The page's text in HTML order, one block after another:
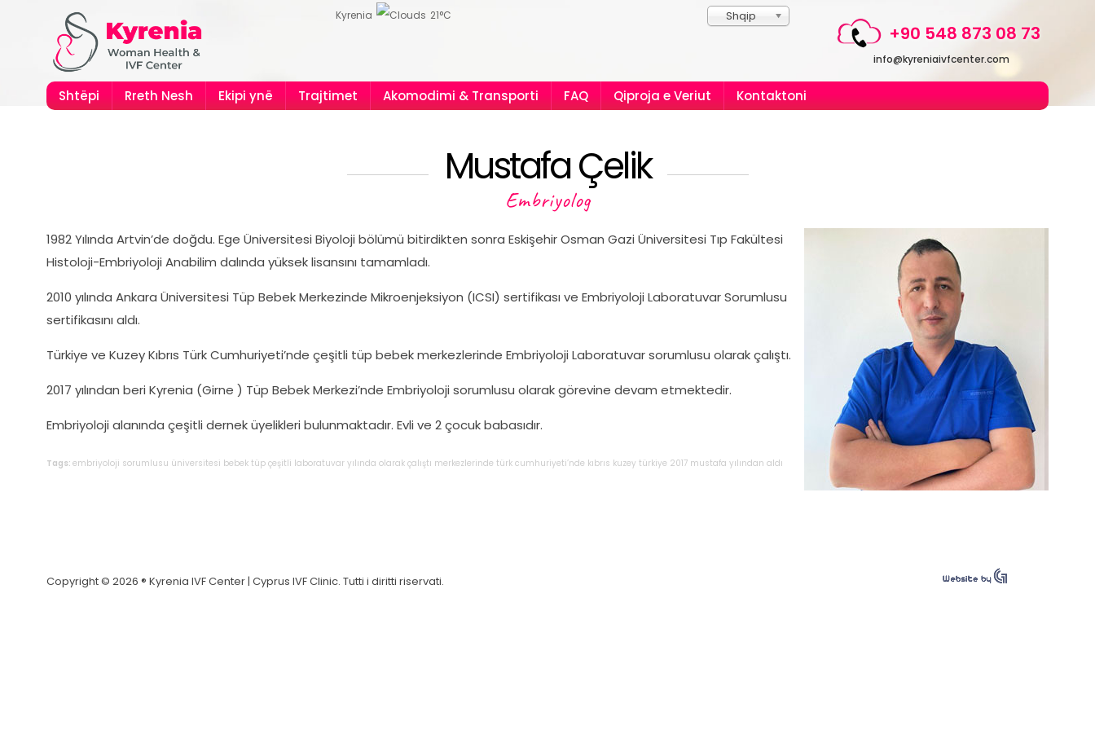
Shqip
Kyrenia 21°C
+90 548 873 08 73
info@kyreniaivfcenter.com
Shtëpi Rreth Nesh Ekipi ynë Trajtimet Akomodimi & Transporti FAQ Qiproja e Veriut Kontaktoni
Mustafa Çelik
Embriyolog
1982 Yılında Artvin’de doğdu. Ege Üniversitesi Biyoloji bölümü bitirdikten sonra Eskişehir Osman Gazi Üniversitesi Tıp Fakültesi
Histoloji-Embriyoloji Anabilim dalında yüksek lisansını tamamladı.
2010 yılında Ankara Üniversitesi Tüp Bebek Merkezinde Mikroenjeksiyon (ICSI) sertifikası ve Embriyoloji Laboratuvar Sorumlusu
sertifikasını aldı.
Türkiye ve Kuzey Kıbrıs Türk Cumhuriyeti’nde çeşitli tüp bebek merkezlerinde Embriyoloji Laboratuvar sorumlusu olarak çalıştı.
2017 yılından beri Kyrenia (Girne ) Tüp Bebek Merkezi’nde Embriyoloji sorumlusu olarak görevine devam etmektedir.
Embriyoloji alanında çeşitli dernek üyelikleri bulunmaktadır. Evli ve 2 çocuk babasıdır.
Tags: embriyoloji sorumlusu üniversitesi bebek tüp çeşitli laboratuvar yılında olarak çalıştı merkezlerinde türk cumhuriyeti’nde kıbrıs kuzey türkiye 2017 mustafa yılından aldı
Copyright © 2026 ® Kyrenia IVF Center | Cyprus IVF Clinic. Tutti i diritti riservati.